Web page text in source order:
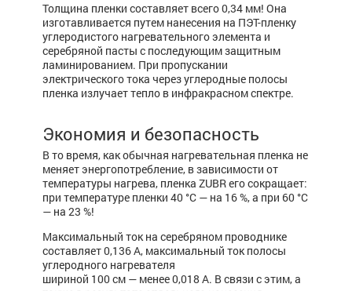
Толщина пленки составляет всего 0,34 мм! Она
изготавливается путем нанесения на ПЭТ-пленку
углеродистого нагревательного элемента и
серебряной пасты с последующим защитным
ламинированием. При пропускании
электрического тока через углеродные полосы
пленка излучает тепло в инфракрасном спектре.
Экономия и безопасность
В то время, как обычная нагревательная пленка не
меняет энергопотребление, в зависимости от
температуры нагрева, пленка ZUBR его сокращает:
при температуре пленки 40 °С — на 16 %, а при 60 °С
— на 23 %!
Максимальный ток на серебряном проводнике
составляет 0,136 А, максимальный ток полосы
углеродного нагревателя
шириной 100 см — менее 0,018 А. В связи с этим, а